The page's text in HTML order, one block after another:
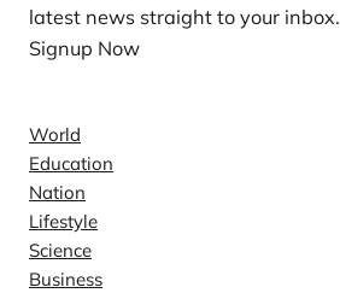
latest news straight to your inbox.
Signup Now
World
Education
Nation
Lifestyle
Science
Business